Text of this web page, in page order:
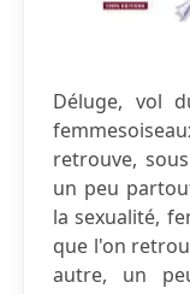
Déluge, vol
retrouve,
un peu
la sexualité,
que l'on
autre, un